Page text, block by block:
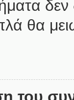
δεν
θα